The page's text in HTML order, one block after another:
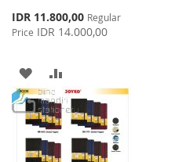
Special
Price
IDR 11.800,00 Regular
Price IDR 14.000,00
ADD
TO
WISH
LIST
TO
COMPARE